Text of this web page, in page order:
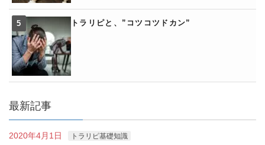
トラリピと、”コツコツドカン”
最新記事
2020年4月1日 トラリピ基礎知識